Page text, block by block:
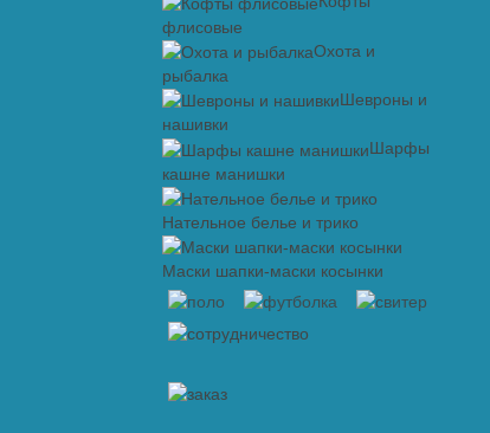
флисовые
Охота и
рыбалка
Шевроны и
нашивки
Шарфы
кашне манишки
Нательное белье и трико
Маски шапки-маски косынки